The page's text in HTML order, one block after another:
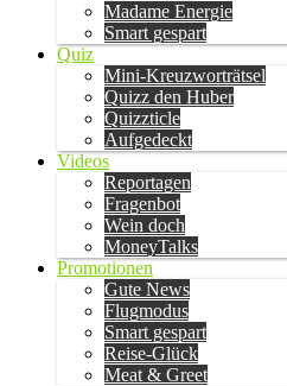
Madame Energie
Smart gespart
Quiz
Mini-Kreuzworträtsel
Quizz den Huber
Quizzticle
Aufgedeckt
Videos
Reportagen
Fragenbot
Wein doch
MoneyTalks
Promotionen
Gute News
Flugmodus
Smart gespart
Reise-Glück
Meat & Greet